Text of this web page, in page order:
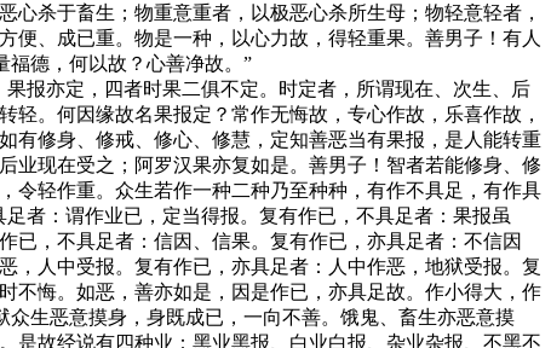
杀于畜生；物重意重者，以极恶心杀所生母；物轻意轻者，
、成已重。物是一种，以心力故，得轻重果。善男子！有人
福德，何以故？心善净故。”
报亦定，四者时果二俱不定。时定者，所谓现在、次生、后
。何因缘故名果报定？常作无悔故，专心作故，乐喜作故，
有修身、修戒、修心、修慧，定知善恶当有果报，是人能转重
业现在受之；阿罗汉果亦复如是。善男子！智者若能修身、修
令轻作重。众生若作一种二种乃至种种，有作不具足，有作具
者：谓作业已，定当得报。复有作已，不具足者：果报虽
已，不具足者：信因、信果。复有作已，亦具足者：不信因
，人中受报。复有作已，亦具足者：人中作恶，地狱受报。复
不悔。如恶，善亦如是，因是作已，亦具足故。作小得大，作
生恶意摸身，身既成已，一向不善。饿鬼、畜生亦恶意摸
是故经说有四种业：黑业黑报、白业白报、杂业杂报、不黑不